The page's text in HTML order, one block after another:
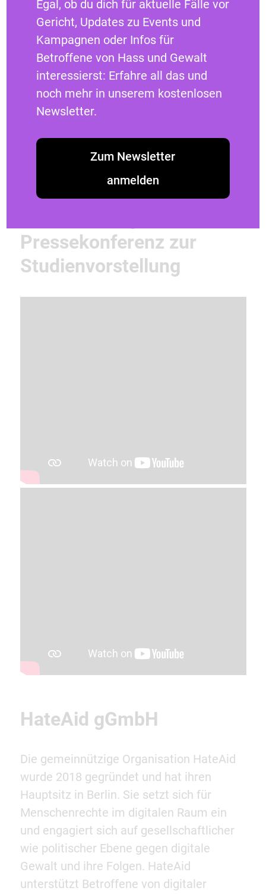
Bundesministerium für Familie, Senioren,
Frauen und Jugend im Bundesprogramm
„Demokratie leben!“ mit Unterstützung der
Robert Bosch Stiftung sowie der
Staatskanzlei des Landes NRW. Die
Veröffentlichung stellt keine
Meinungsäußerung des BMFSFJ, des
dar. Für inhaltliche Aussagen tragen die
Pressekonferenz zur
Studienvorstellung
HateAid gGmbH
Die gemeinnützige Organisation HateAid
wurde 2018 gegründet und hat ihren
Hauptsitz in Berlin. Sie setzt sich für
Menschenrechte im digitalen Raum ein
und engagiert sich auf gesellschaftlicher
wie politischer Ebene gegen digitale
Gewalt und ihre Folgen. HateAid
unterstützt Betroffene von digitaler
Egal, ob du dich für aktuelle Fälle vor
Gericht, Updates zu Events und
Kampagnen oder Infos für
Betroffene von Hass und Gewalt
interessierst: Erfahre all das und
noch mehr in unserem kostenlosen
Newsletter.
Zum Newsletter
anmelden